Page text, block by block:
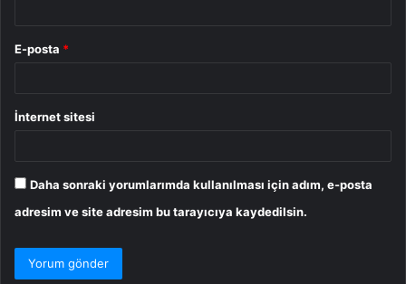
E-posta *
İnternet sitesi
Daha sonraki yorumlarımda kullanılması için adım, e-posta
adresim ve site adresim bu tarayıcıya kaydedilsin.